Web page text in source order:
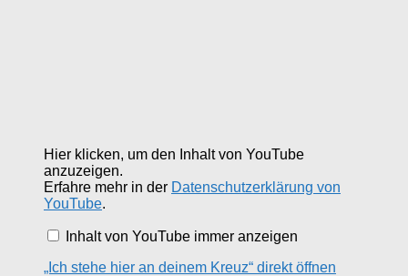
„Ich
stehe
hier
an
deinem
von
anzeigen
Hier klicken, um den Inhalt von YouTube
anzuzeigen.
Erfahre mehr in der Datenschutzerklärung von
YouTube.
Inhalt von YouTube immer anzeigen
„Ich stehe hier an deinem Kreuz“ direkt öffnen